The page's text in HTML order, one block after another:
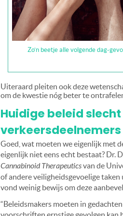
Zo’n beetje alle volgende dag-
Uiteraard pleiten ook deze
om de kwestie nóg beter te
Huidige beleid
verkeersdeelnemers
Goed, wat moeten we eigenlijk met
eigenlijk niet eens echt bestaat? Dr.
Cannabinoid Therapeuticsvan de
of andere veiligheidsgevoelige
vond weinig bewijs om deze
“Beleidsmakers moeten in